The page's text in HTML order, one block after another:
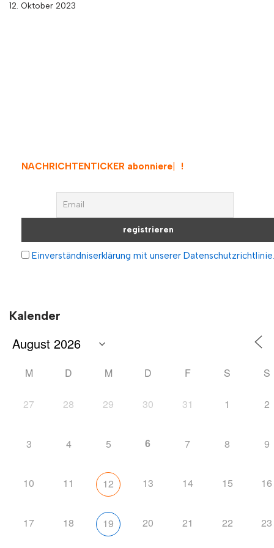
12. Oktober 2023
NACHRICHTENTICKER abonnieren
Einverständniserklärung mit unserer Datenschutzrichtlinie.
Kalender
M D M D F S S
27 28 29 30 31 1 2
3 4 5 6 7 8 9
10 11 12 13 14 15 16
17 18 19 20 21 22 23